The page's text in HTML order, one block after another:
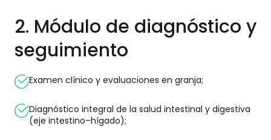
2. Módulo de diagnóstico y
seguimiento
Examen clínico y evaluaciones en granja;
Diagnóstico integral de la salud intestinal y digestiva
(eje intestino–hígado);